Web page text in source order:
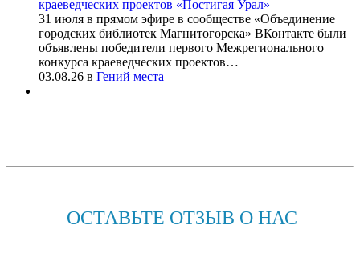
краеведческих проектов «Постигая Урал»
31 июля в прямом эфире в сообществе «Объединение
городских библиотек Магнитогорска» ВКонтакте были
объявлены победители первого Межрегионального
конкурса краеведческих проектов…
03.08.26 в Гений места
ОСТАВЬТЕ ОТЗЫВ О НАС